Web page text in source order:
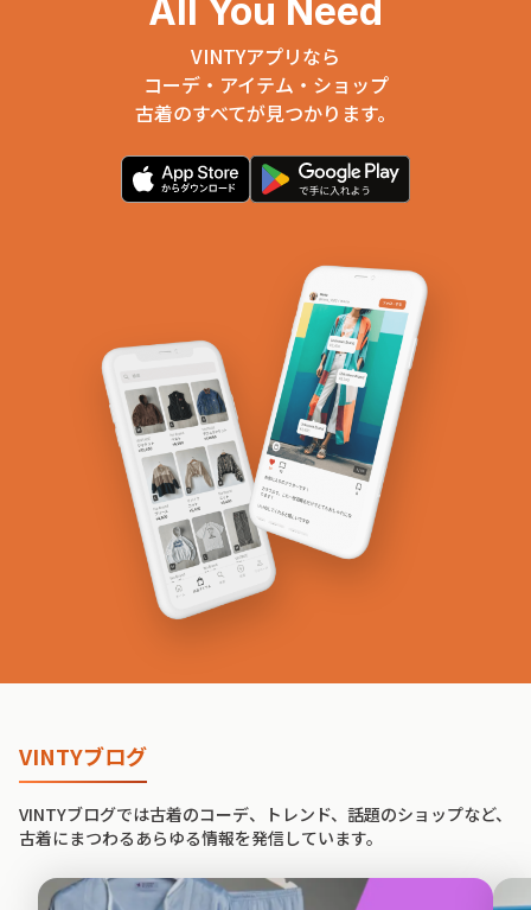
All You Need
VINTYアプリなら
コーデ・アイテム・ショップ
古着のすべてが見つかります。
VINTYブログ
VINTYブログでは古着のコーデ、トレンド、話題のショップなど、
古着にまつわるあらゆる情報を発信しています。